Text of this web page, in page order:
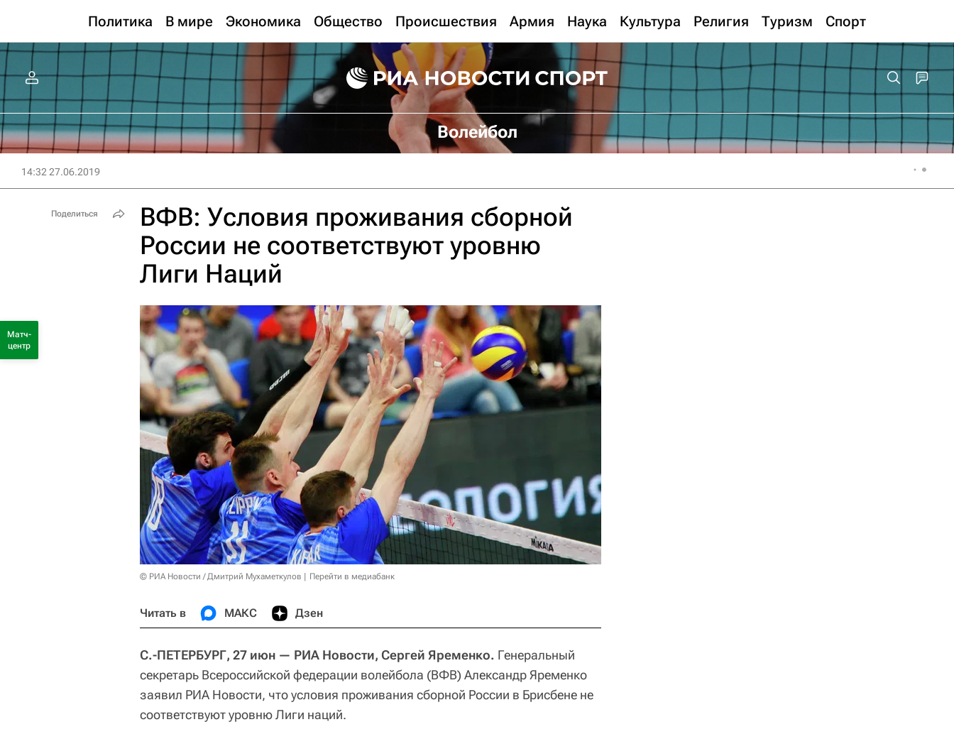
Политика В мире Экономика Общество Происшествия Армия Наука Культура Религия Туризм Спорт
Волейбол
14:32 27.06.2019
ВФВ: Условия проживания сборной
России не соответствуют уровню
Лиги Наций
© РИА Новости / Дмитрий Мухаметкулов Перейти в медиабанк
Читать в МАКС Дзен
С.-ПЕТЕРБУРГ, 27 июн — РИА Новости, Сергей Яременко. Генеральный
секретарь Всероссийской федерации волейбола (ВФВ) Александр Яременко
заявил РИА Новости, что условия проживания сборной России в Брисбене не
соответствуют уровню Лиги наций.
Поделиться
Матч-
центр